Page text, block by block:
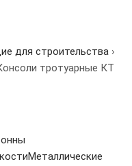
для строительства ›
тротуарные КТ
Металлические